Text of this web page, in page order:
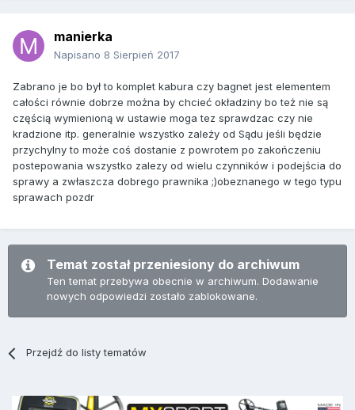
manierka
Napisano 8 Sierpień 2017
Zabrano je bo był to komplet kabura czy bagnet jest elementem
całości równie dobrze można by chcieć okładziny bo też nie są
częścią wymienioną w ustawie moga tez sprawdzac czy nie
kradzione itp. generalnie wszystko zależy od Sądu jeśli będzie
przychylny to może coś dostanie z powrotem po zakończeniu
postepowania wszystko zalezy od wielu czynników i podejścia do
sprawy a zwłaszcza dobrego prawnika ;)obeznanego w tego typu
sprawach pozdr
Temat został przeniesiony do archiwum
Ten temat przebywa obecnie w archiwum. Dodawanie
nowych odpowiedzi zostało zablokowane.
Przejdź do listy tematów